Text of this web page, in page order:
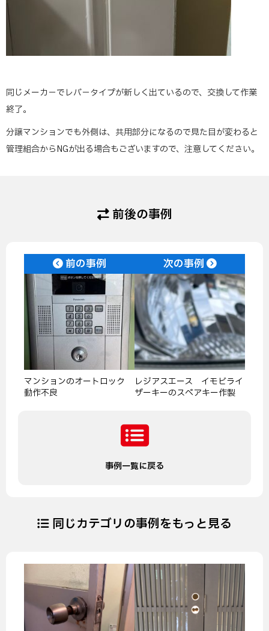
同じメーカ－でレバ－タイプが新しく出ているので、交換して作業
終了。
分譲マンションでも外側は、共用部分になるので見た目が変わると
管理組合からNGが出る場合もございますので、注意してください。
前後の事例
前の事例
マンションのオートロック
動作不良
事例一覧に戻る
次の事例
レジアスエース イモビライ
ザーキーのスペアキー作製
同じカテゴリの事例をもっと見る